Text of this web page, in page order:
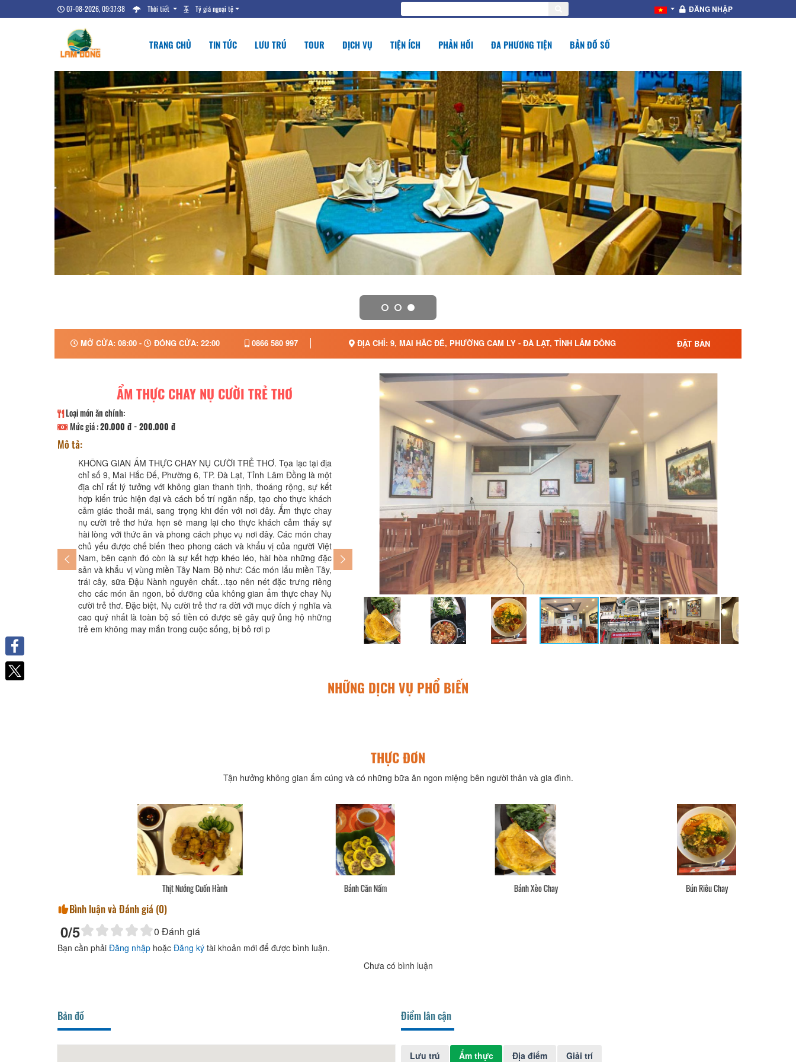
07-08-2026, 09:37:39 Thời tiết Tỷ giá ngoại tệ ĐĂNG NHẬP
TRANG CHỦ TIN TỨC LƯU TRÚ TOUR DỊCH VỤ TIỆN ÍCH PHẢN HỒI ĐA PHƯƠNG TIỆN BẢN ĐỒ SỐ
MỞ CỬA: 08:00 - ĐÓNG CỬA: 22:00 0866 580 997 ĐỊA CHỈ: 9, MAI HẮC ĐẾ, PHƯỜNG CAM LY - ĐÀ LẠT, TỈNH LÂM ĐỒNG ĐẶT BÀN
ẨM THỰC CHAY NỤ CƯỜI TRẺ THƠ
Loại món ăn chính:
Mức giá :20.000 đ - 200.000 đ
Mô tả:
KHÔNG GIAN ẨM THỰC CHAY NỤ CƯỜI TRẺ THƠ. Tọa lạc tại địa
chỉ số 9, Mai Hắc Đế, Phường 6, TP. Đà Lạt, Tỉnh Lâm Đồng là một
địa chỉ rất lý tưởng với không gian thanh tịnh, thoáng rộng, sự kết
hợp kiến trúc hiện đại và cách bố trí ngăn nắp, tạo cho thực khách
cảm giác thoải mái, sang trọng khi đến với nơi đây. Ẩm thực chay
nụ cười trẻ thơ hứa hẹn sẽ mang lại cho thực khách cảm thấy sự
hài lòng với thức ăn và phong cách phục vụ nơi đây. Các món chay
chủ yếu được chế biến theo phong cách và khẩu vị của người Việt
Nam, bên cạnh đó còn là sự kết hợp khéo léo, hài hòa những đặc
sản và khẩu vị vùng miền Tây Nam Bộ như: Các món lẩu miền Tây,
trái cây, sữa Đậu Nành nguyên chất…tạo nên nét đặc trưng riêng
cho các món ăn ngon, bổ dưỡng của không gian ẩm thực chay Nụ
cười trẻ thơ. Đặc biệt, Nụ cười trẻ thơ ra đời với mục đích ý nghĩa và
cao quý nhất là toàn bộ số tiền có được sẽ gây quỹ ủng hộ những
trẻ em không may mắn trong cuộc sống, bị bỏ rơi p
hải nương nhờ dưới ánh sáng từ quang tại chùa Quan Âm mà khôn
lớn. Mỗi món ăn ở nơi đây là sự kết hợp hoàn hảo giữa những tinh
túy đặc sản vùng miền trong mỗi món ăn, sự an lạc trong tâm hồn !
NHỮNG DỊCH VỤ PHỔ BIẾN
THỰC ĐƠN
Tận hưởng không gian ấm cúng và có những bữa ăn ngon miệng bên người thân và gia đình.
Thịt Nướng Cuốn Hành
Bình luận và Đánh giá (0)
0/5 0 Đánh giá
Bạn cần phải Đăng nhập hoặc Đăng ký tài khoản mới để được bình luận.
Chưa có bình luận
Bản đồ Điểm lân cận
Lưu trú Ẩm thực Địa điểm Giải trí
Facebook